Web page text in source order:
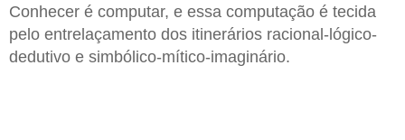
Conhecer é computar, e essa computação é tecida
pelo entrelaçamento dos itinerários racional-lógico-
dedutivo e simbólico-mítico-imaginário.